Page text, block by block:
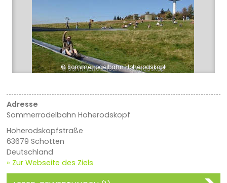
© Sommerrodelbahn Hoherodskopf
Adresse
Sommerrodelbahn Hoherodskopf
Hoherodskopfstraße
63679 Schotten
Deutschland
» Zur Webseite des Ziels